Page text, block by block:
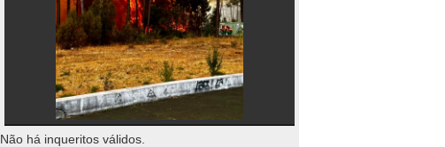
Não há inqueritos válidos.